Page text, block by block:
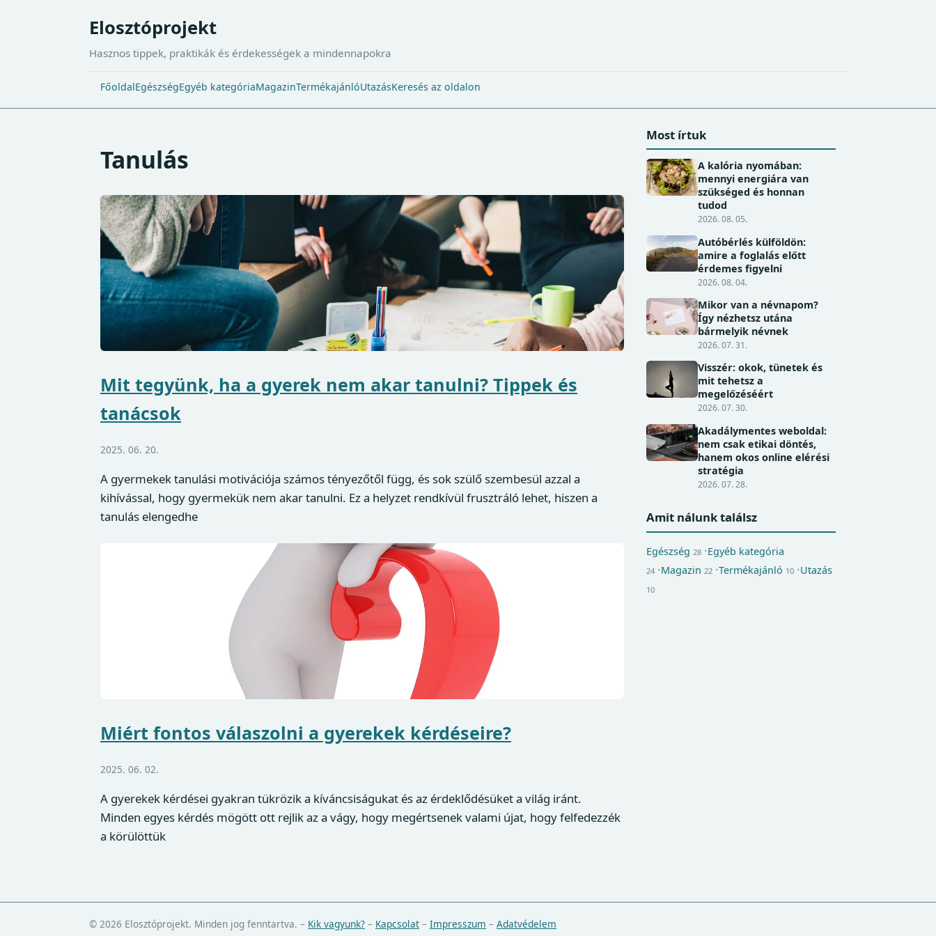
Elosztóprojekt
Hasznos tippek, praktikák és érdekességek a mindennapokra
FőoldalEgészségEgyéb kategóriaMagazinTermékajánlóUtazásKeresés az oldalon
Tanulás
Mit tegyünk, ha a gyerek nem akar tanulni? Tippek és
tanácsok
2025. 06. 20.
A gyermekek tanulási motivációja számos tényezőtől függ, és sok szülő szembesül azzal a
kihívással, hogy gyermekük nem akar tanulni. Ez a helyzet rendkívül frusztráló lehet, hiszen a
tanulás elengedhe
Miért fontos válaszolni a gyerekek kérdéseire?
2025. 06. 02.
A gyerekek kérdései gyakran tükrözik a kíváncsiságukat és az érdeklődésüket a világ iránt.
Minden egyes kérdés mögött ott rejlik az a vágy, hogy megértsenek valami újat, hogy felfedezzék
a körülöttük
Most írtuk
A kalória nyomában:
mennyi energiára van
szükséged és honnan
tudod
2026. 08. 05.
Autóbérlés külföldön:
amire a foglalás előtt
érdemes figyelni
2026. 08. 04.
Mikor van a névnapom?
Így nézhetsz utána
bármelyik névnek
2026. 07. 31.
Visszér: okok, tünetek és
mit tehetsz a
megelőzéséért
2026. 07. 30.
Akadálymentes weboldal:
nem csak etikai döntés,
hanem okos online elérési
stratégia
2026. 07. 28.
Amit nálunk találsz
Egészség 28 Egyéb kategória
24 Magazin 22 Termékajánló 10 Utazás
10
© 2026 Elosztóprojekt. Minden jog fenntartva. – Kik vagyunk? – Kapcsolat – Impresszum – Adatvédelem